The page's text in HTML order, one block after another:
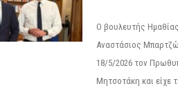
Ο βουλευτής
Αναστάσιος
18/5/2026 τον
Μητσοτάκη και είχε